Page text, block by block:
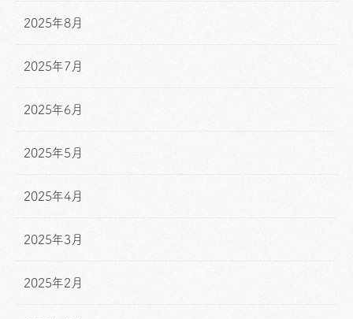
2025年8月
2025年7月
2025年6月
2025年5月
2025年4月
2025年3月
2025年2月